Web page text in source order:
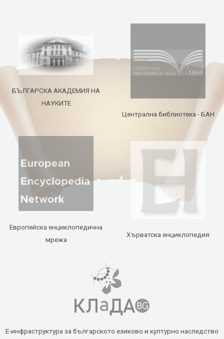
БЪЛГАРСКА АКАДЕМИЯ НА
НАУКИТЕ
Централна библиотека - БАН
Европейска енциклопедична
мрежа
Хърватска енциклопедия
Е-инфраструктура за българското езиково и културно наследство